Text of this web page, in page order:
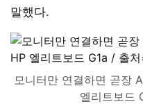
말했다.
모니터만 연결하면 곧장
엘리트보드